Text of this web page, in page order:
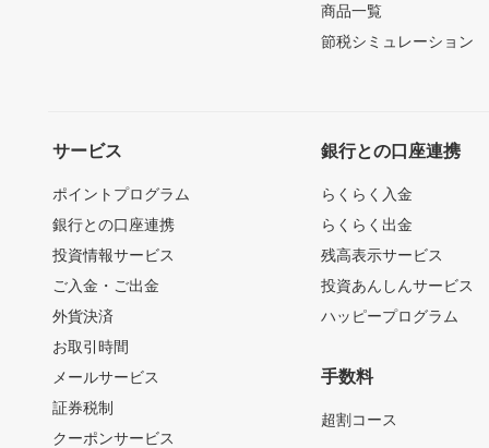
商品一覧
節税シミュレーション
サービス
ポイントプログラム
銀行との口座連携
投資情報サービス
ご入金・ご出金
外貨決済
お取引時間
メールサービス
証券税制
クーポンサービス
銀行との口座連携
らくらく入金
らくらく出金
残高表示サービス
投資あんしんサービス
ハッピープログラム
手数料
超割コース